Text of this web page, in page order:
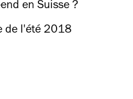
en Suisse ?
de l'été 2018